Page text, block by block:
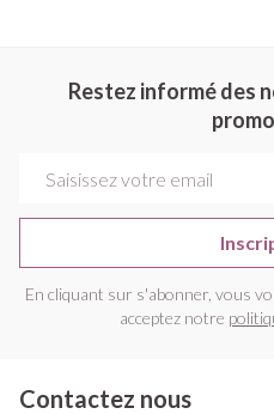
Restez informé des
En cliquant sur s'abonner, vous
acceptez notre
Contactez nous